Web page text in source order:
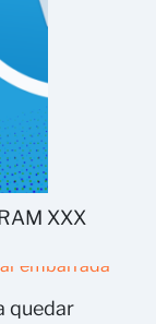
XXX
quedar